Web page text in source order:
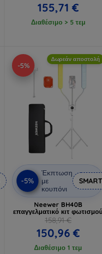
155,71 €
Διαθέσιμο > 5 τεμ
-5%
Δωρεάν αποστολή
-5%
Έκπτωση
με
κουπόνι
Neewer BH40B
επαγγελματικό κιτ φωτισμού
158,91 €
150,96 €
Διαθέσιμο 1 τεμ